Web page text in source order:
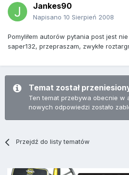
Jankes90
Napisano 10 Sierpień 2008
Pomyliłem autorów pytania post jest
saper132, przepraszam, zwykłe
Temat został
Ten temat przebywa obecnie w
nowych odpowiedzi zostało
Przejdź do listy tematów